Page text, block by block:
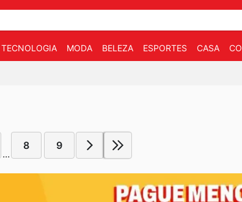
TECNOLOGIA MODA BELEZA ESPORTES CASA
...
8 9